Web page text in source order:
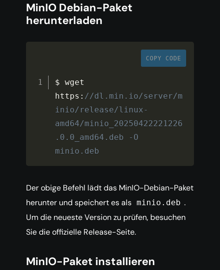
MinIO Debian-Paket
herunterladen
COPY CODE
$ wget
https : //dl.min.io/server/m
inio/release/linux-
amd64/minio_20250422221226
.0.0_amd64.deb -O
minio.deb
Der obige Befehl lädt das MinIO-Debian-Paket
herunter und speichert es als minio.deb .
Um die neueste Version zu prüfen, besuchen
Sie die offizielle Release-Seite.
MinIO-Paket installieren